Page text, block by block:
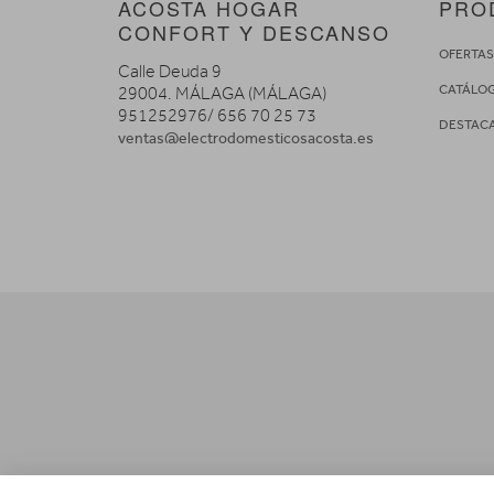
ACOSTA HOGAR
CONFORT Y DESCANSO
Calle Deuda 9
29004. MÁLAGA (MÁLAGA)
951252976/ 656 70 25 73
ventas@electrodomesticosacosta.es
OFERTAS